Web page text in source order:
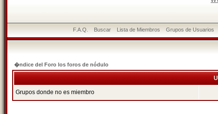
F.A.Q. Buscar Lista de Miembros Grupos de Usuarios
�ndice del Foro los foros de nódulo
Grupos donde no es miembro